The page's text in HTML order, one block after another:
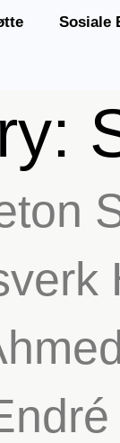
Sosiale